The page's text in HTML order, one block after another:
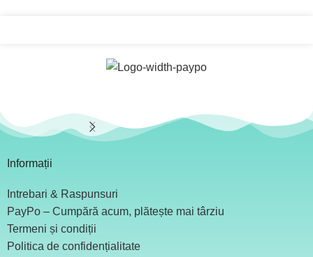
Informații
Intrebari & Raspunsuri
PayPo – Cumpără acum, plătește mai târziu
Termeni și condiții
Politica de confidențialitate